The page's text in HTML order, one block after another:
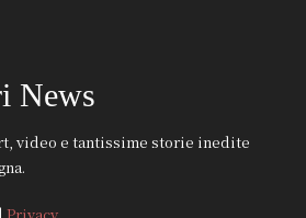
News
video e tantissime storie inedite